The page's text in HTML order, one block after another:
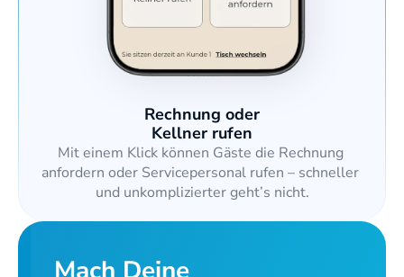
Rechnung oder
Kellner rufen
Mit einem Klick können Gäste die Rechnung
anfordern oder Servicepersonal rufen – schneller
und unkomplizierter geht’s nicht.